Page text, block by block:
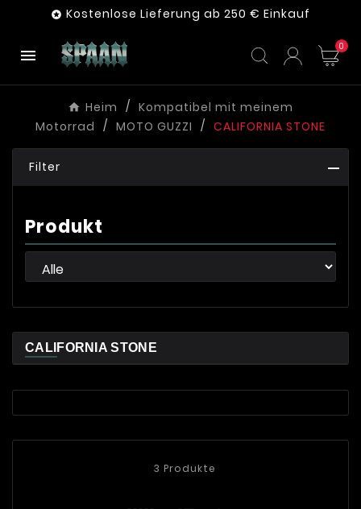
 Kostenlose Lieferung ab 250 € Einkauf
 0
Heim
Kompatibel mit meinem
Motorrad
MOTO GUZZI CALIFORNIA STONE
Filter
Produkt
CALIFORNIA STONE
3 Produkte